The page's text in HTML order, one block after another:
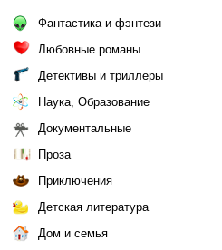
Фантастика и фэнтези
Любовные романы
Детективы и триллеры
Наука, Образование
Документальные
Проза
Приключения
Детская литература
Дом и семья